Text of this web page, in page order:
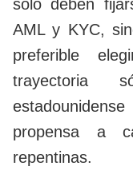
solo deben
AML y KYC,
preferible
trayectoria
propensa a
repentinas.